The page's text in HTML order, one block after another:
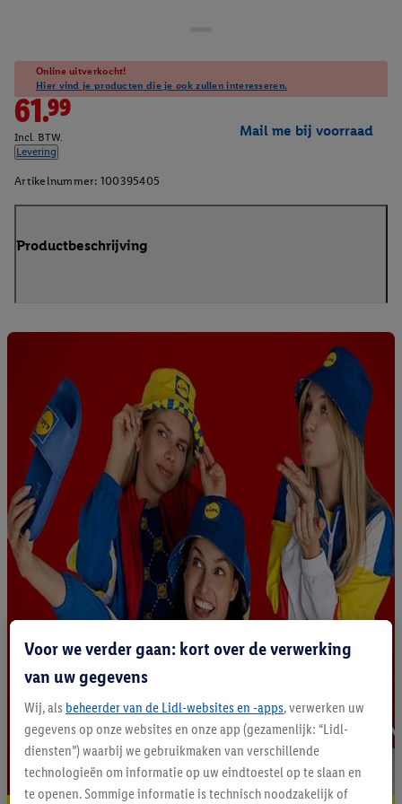
Online uitverkocht!
Hier vind je producten die je ook zullen interesseren.
61.99
Incl. BTW.
Levering
Mail me bij voorraad
Artikelnummer: 100395405
Productbeschrijving
Voor we verder gaan: kort over de verwerking
van uw gegevens
Wij, als beheerder van de Lidl-websites en -apps, verwerken uw
gegevens op onze websites en onze app (gezamenlijk: “Lidl-
diensten”) waarbij we gebruikmaken van verschillende
technologieën om informatie op uw eindtoestel op te slaan en
te openen. Sommige informatie is technisch noodzakelijk of